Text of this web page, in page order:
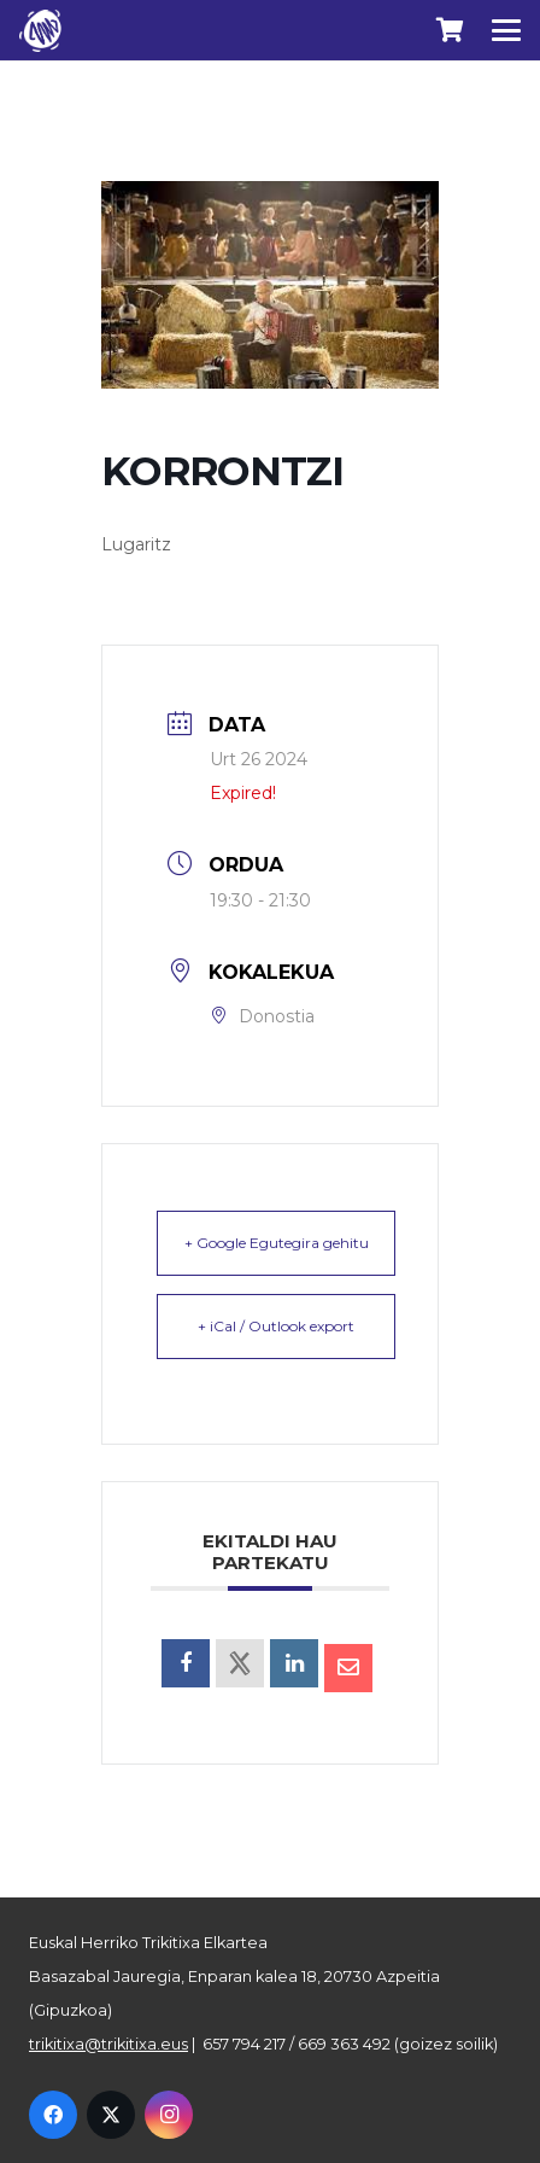
KORRONTZI
Lugaritz
DATA
Urt 26 2024
Expired!
ORDUA
19:30 - 21:30
KOKALEKUA
Donostia
+ Google Egutegira gehitu
+ iCal / Outlook export
EKITALDI HAU
PARTEKATU
Euskal Herriko Trikitixa Elkartea
Basazabal Jauregia, Enparan kalea 18, 20730 Azpeitia
(Gipuzkoa)
trikitixa@trikitixa.eus | 657 794 217 / 669 363 492 (goizez soilik)